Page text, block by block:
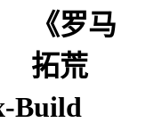
《罗马
拓荒
Build